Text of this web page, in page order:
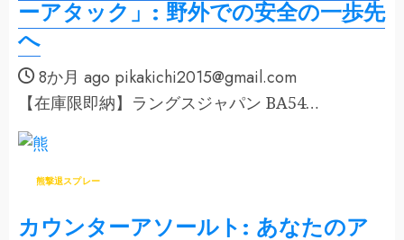
ーアタック」: 野外での安全の一歩先
へ
8か月 ago pikakichi2015@gmail.com
【在庫限即納】ラングスジャパン BA54…
熊撃退スプレー
カウンターアソールト: あなたのア